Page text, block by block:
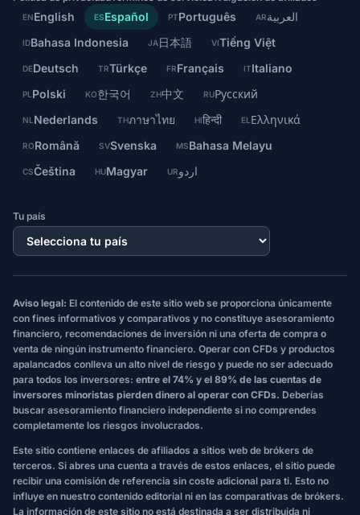
ENEnglish ESEspañol PTPortuguês ARالعربية
IDBahasa Indonesia JA日本語 VITiếng Việt
DEDeutsch TRTürkçe FRFrançais ITItaliano
PL Polski KO한국어 ZH中文 RUРусский
NL Nederlands THภาษาไทย HIहिन्दी EL Ελληνικά
RORomână SVSvenska MSBahasa Melayu
CSČeština HUMagyar URاردو
Tu país
Aviso legal: El contenido de este sitio web se proporciona únicamente
con fines informativos y comparativos y no constituye asesoramiento
financiero, recomendaciones de inversión ni una oferta de compra o
venta de ningún instrumento financiero. Operar con CFDs y productos
apalancados conlleva un alto nivel de riesgo y puede no ser adecuado
para todos los inversores: entre el 74% y el 89% de las cuentas de
inversores minoristas pierden dinero al operar con CFDs. Deberías
buscar asesoramiento financiero independiente si no comprendes
completamente los riesgos involucrados.
Este sitio contiene enlaces de afiliados a sitios web de brókers de
terceros. Si abres una cuenta a través de estos enlaces, el sitio puede
recibir una comisión de referencia sin coste adicional para ti. Esto no
influye en nuestro contenido editorial ni en las comparativas de brókers.
La información de este sitio no está destinada a ser distribuida ni